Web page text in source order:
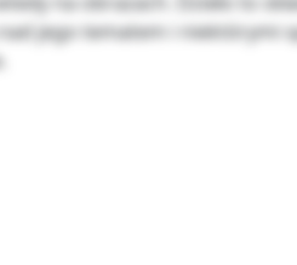
jego tematem i niektórymi